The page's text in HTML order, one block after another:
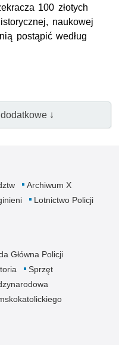
100 złotych
naukowej
postąpić według
↓
Archiwum X
Lotnictwo Policji
Główna Policji
Sprzęt